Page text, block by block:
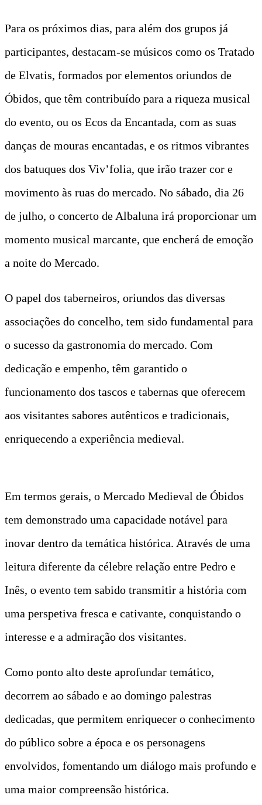
Para os próximos dias, para além dos grupos já
participantes, destacam-se músicos como os Tratado
de Elvatis, formados por elementos oriundos de
Óbidos, que têm contribuído para a riqueza musical
do evento, ou os Ecos da Encantada, com as suas
danças de mouras encantadas, e os ritmos vibrantes
dos batuques dos Viv’folia, que irão trazer cor e
movimento às ruas do mercado. No sábado, dia 26
de julho, o concerto de Albaluna irá proporcionar um
momento musical marcante, que encherá de emoção
a noite do Mercado.
O papel dos taberneiros, oriundos das diversas
associações do concelho, tem sido fundamental para
o sucesso da gastronomia do mercado. Com
dedicação e empenho, têm garantido o
funcionamento dos tascos e tabernas que oferecem
aos visitantes sabores autênticos e tradicionais,
enriquecendo a experiência medieval.
Em termos gerais, o Mercado Medieval de Óbidos
tem demonstrado uma capacidade notável para
inovar dentro da temática histórica. Através de uma
leitura diferente da célebre relação entre Pedro e
Inês, o evento tem sabido transmitir a história com
uma perspetiva fresca e cativante, conquistando o
interesse e a admiração dos visitantes.
Como ponto alto deste aprofundar temático,
decorrem ao sábado e ao domingo palestras
dedicadas, que permitem enriquecer o conhecimento
do público sobre a época e os personagens
envolvidos, fomentando um diálogo mais profundo e
uma maior compreensão histórica.